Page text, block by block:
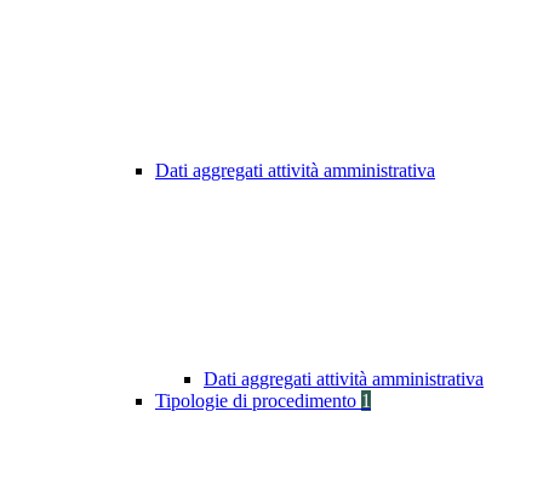
Dati aggregati attività amministrativa
Dati aggregati attività amministrativa
Tipologie di procedimento 1